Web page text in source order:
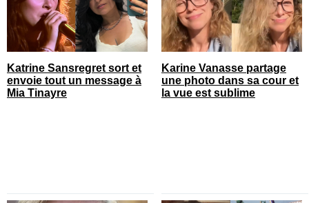
Katrine Sansregret sort et
envoie tout un message à
Mia Tinayre
Karine Vanasse partage
une photo dans sa cour et
la vue est sublime